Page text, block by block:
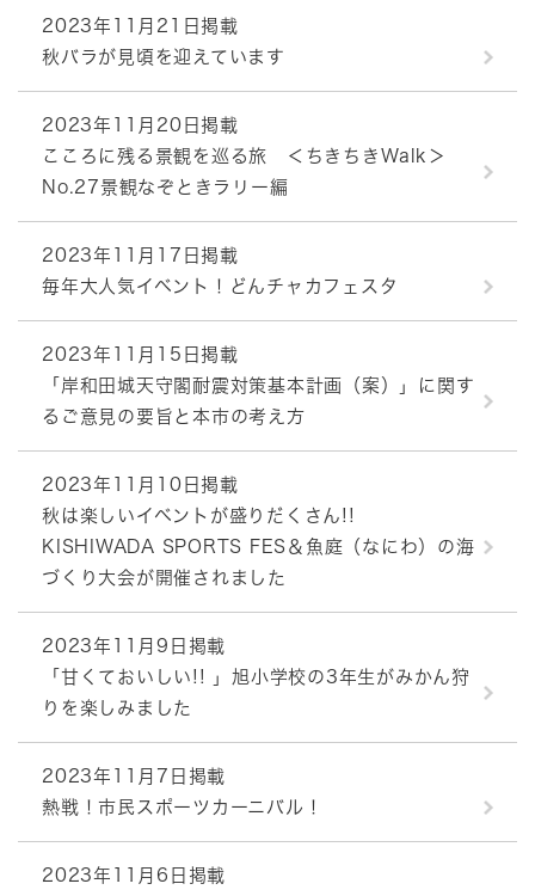
2023年11月21日掲載
秋バラが見頃を迎えています
2023年11月20日掲載
こころに残る景観を巡る旅 ＜ちきちきWalk＞
No.27景観なぞときラリー編
2023年11月17日掲載
毎年大人気イベント！どんチャカフェスタ
2023年11月15日掲載
「岸和田城天守閣耐震対策基本計画（案）」に関す
るご意見の要旨と本市の考え方
2023年11月10日掲載
秋は楽しいイベントが盛りだくさん!!
KISHIWADA SPORTS FES＆魚庭（なにわ）の海
づくり大会が開催されました
2023年11月9日掲載
「甘くておいしい!! 」旭小学校の3年生がみかん狩
りを楽しみました
2023年11月7日掲載
熱戦！市民スポーツカーニバル！
2023年11月6日掲載